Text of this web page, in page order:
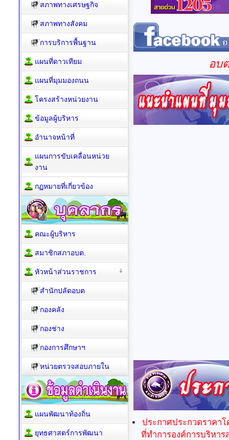
อบ
ประกาศประกวดราคาโ
ที่ทำการองค์การบริหา
สภาพทางเศรษฐกิจ
สภาพทางสังคม
การบริการพื้นฐาน
แผนที่ดาวเทียม
แผนที่มุมมองถนน
โครงสร้างหน่วยงาน
ข้อมูลผู้บริหาร
อำนาจหน้าที่
แผนการขับเคลื่อนหน่วย
งาน
กฏหมายที่เกี่ยวข้อง
คณะผู้บริหาร
สมาชิกสภาอบต.
หัวหน้าส่วนราชการ
สำนักปลัดอบต
กองคลัง
กองช่าง
กองการศึกษาฯ
หน่วยตรวจสอบภายใน
แผนพัฒนาท้องถิ่น
ยุทธศาสตร์การพัฒนา